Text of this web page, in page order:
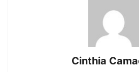
Cinthia